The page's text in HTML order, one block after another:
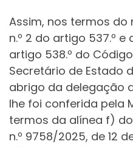
Assim, nos termos do
n.º 2 do artigo 537.º
artigo 538.º do
Secretário de Estado
abrigo da delegação
lhe foi conferida pela
termos da alínea f)
n.º 9758/2025, de 12